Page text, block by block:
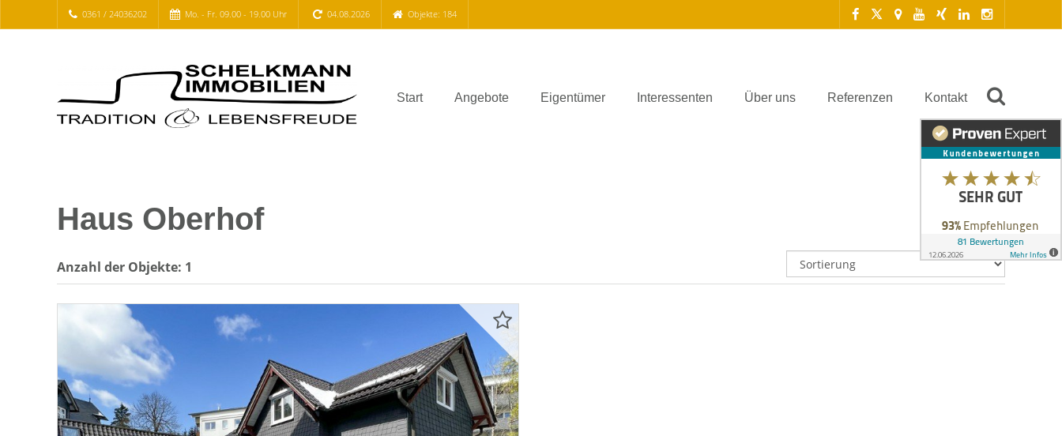
0361 / 24036202 Mo. - Fr. 09.00 - 19.00 Uhr 04.08.2026 Objekte: 184
Start Angebote Eigentümer Interessenten Über uns Referenzen Kontakt
Haus Oberhof
Anzahl der Objekte: 1